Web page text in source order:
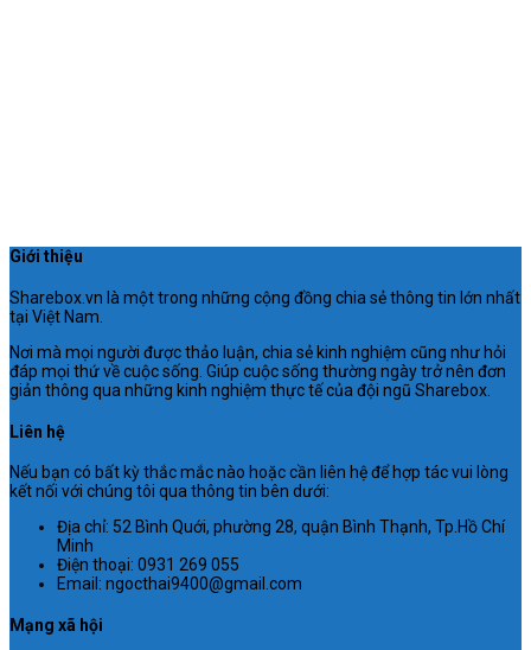
Giới thiệu
Sharebox.vn là một trong những cộng đồng chia sẻ thông tin lớn nhất
tại Việt Nam.
Nơi mà mọi người được thảo luận, chia sẻ kinh nghiệm cũng như hỏi
đáp mọi thứ về cuộc sống. Giúp cuộc sống thường ngày trở nên đơn
giản thông qua những kinh nghiệm thực tế của đội ngũ Sharebox.
Liên hệ
Nếu bạn có bất kỳ thắc mắc nào hoặc cần liên hệ để hợp tác vui lòng
kết nối với chúng tôi qua thông tin bên dưới:
Địa chỉ: 52 Bình Quới, phường 28, quận Bình Thạnh, Tp.Hồ Chí
Minh
Điện thoại: 0931 269 055
Email: ngocthai9400@gmail.com
Mạng xã hội